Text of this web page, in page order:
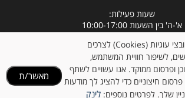
שעות פעילות:
א'-ה' בין השעות 10:00-17:00
טלפון:
פקס: 09-8666832
info@clubpharm.co.il
האתר עושה שימוש בקובצי עוגיות (Cookies) לצרכים
לשיפור חוויית המשתמש,
ופרסום ממוקד. אנו עשויים לשתף
חיצוניים כדי להציג לך מודעות
שלך. לפרטים נוספים: לינק
מאשר/ת